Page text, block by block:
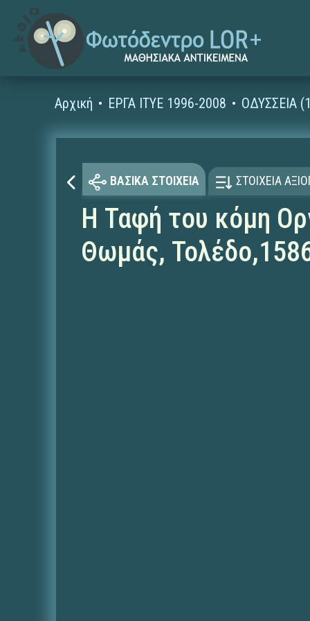
Αρχική ΕΡΓΑ ΙΤΥΕ 1996-2008 ΟΔΥΣΣΕΙΑ
ΒΑΣΙΚΑ ΣΤΟΙΧΕΙΑ ΣΤΟΙΧΕΙΑ
Η Ταφή του κόμη
Θωμάς,